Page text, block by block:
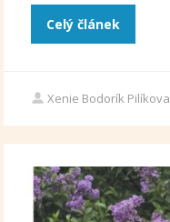
Celý článek
Xenie Bodorík Pilíkova